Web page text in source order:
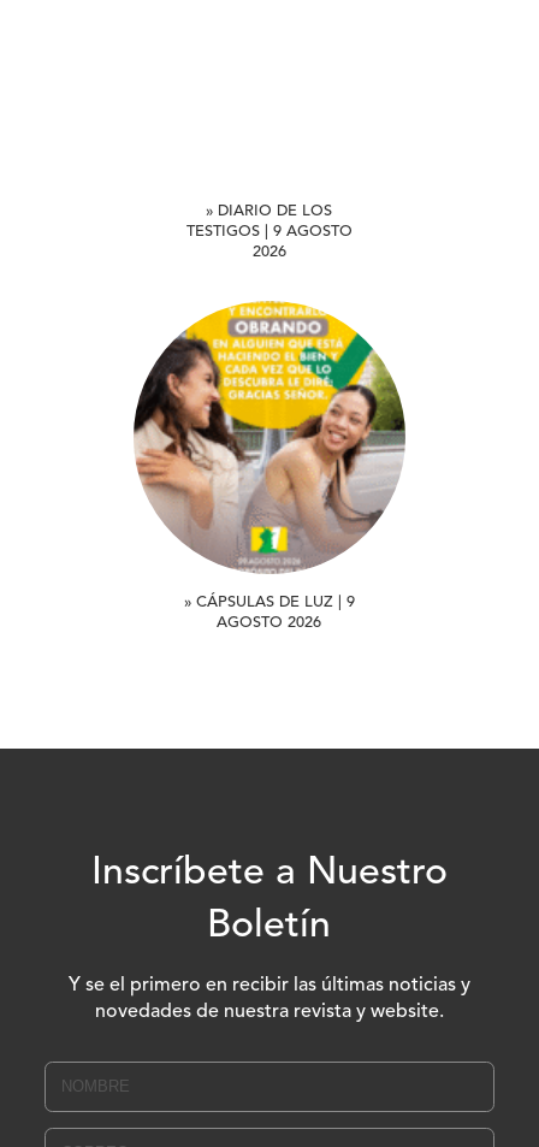
» DIARIO DE LOS
TESTIGOS | 9 AGOSTO
2026
» CÁPSULAS DE LUZ | 9
AGOSTO 2026
Inscríbete a Nuestro
Boletín
Y se el primero en recibir las últimas noticias y
novedades de nuestra revista y website.